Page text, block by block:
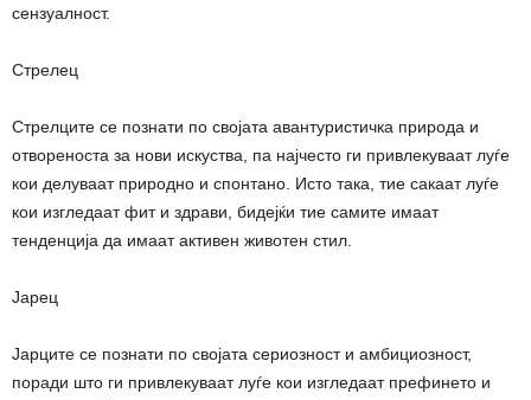
сензуалност.
Стрелец
Стрелците се познати по својата авантуристичка природа и
отвореноста за нови искуства, па најчесто ги привлекуваат луѓе
кои делуваат природно и спонтано. Исто така, тие сакаат луѓе
кои изгледаат фит и здрави, бидејќи тие самите имаат
тенденција да имаат активен животен стил.
Јарец
Јарците се познати по својата сериозност и амбициозност,
поради што ги привлекуваат луѓе кои изгледаат префинето и